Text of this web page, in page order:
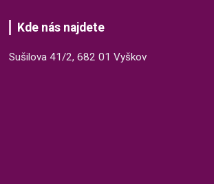
Kde nás najdete
Sušilova 41/2, 682 01 Vyškov